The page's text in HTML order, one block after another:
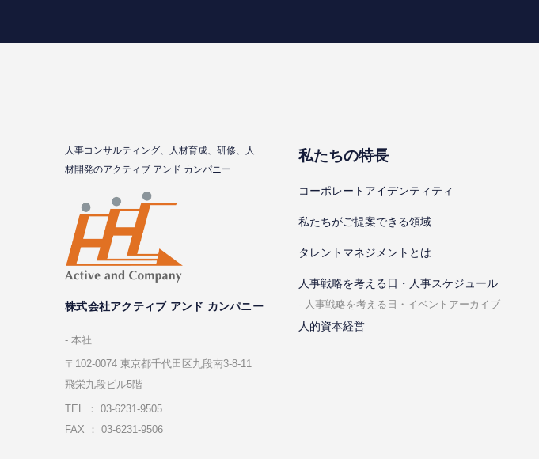
⼈事コンサルティング、⼈材育成、研修、⼈
材開発のアクティブ アンド カンパニー
株式会社アクティブ アンド カンパニー
本社
〒102-0074 東京都千代⽥区九段南3-8-11
飛栄九段ビル5階
TEL ： 03-6231-9505
FAX ： 03-6231-9506
私たちの特⻑
コーポレートアイデンティティ
私たちがご提案できる領域
タレントマネジメントとは
⼈事戦略を考える⽇・⼈事スケジュール
⼈事戦略を考える⽇・イベントアーカイブ
人的資本経営